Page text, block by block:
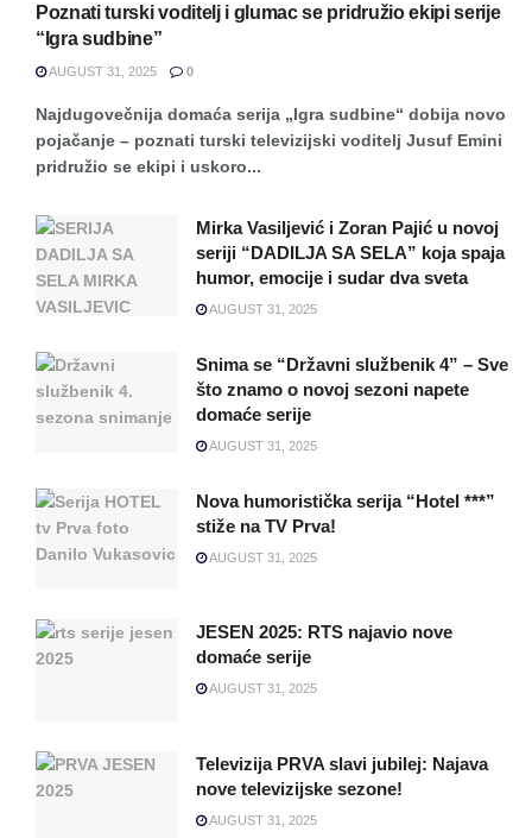
Poznati turski voditelj i glumac se pridružio ekipi serije
“Igra sudbine”
AUGUST 31, 2025 0
Najdugovečnija domaća serija „Igra sudbine“ dobija novo
pojačanje – poznati turski televizijski voditelj Jusuf Emini
pridružio se ekipi i uskoro...
Mirka Vasiljević i Zoran Pajić u novoj
seriji “DADILJA SA SELA” koja spaja
humor, emocije i sudar dva sveta
AUGUST 31, 2025
Snima se “Državni službenik 4” – Sve
što znamo o novoj sezoni napete
domaće serije
AUGUST 31, 2025
Nova humoristička serija “Hotel ***”
stiže na TV Prva!
AUGUST 31, 2025
JESEN 2025: RTS najavio nove
domaće serije
AUGUST 31, 2025
Televizija PRVA slavi jubilej: Najava
nove televizijske sezone!
AUGUST 31, 2025